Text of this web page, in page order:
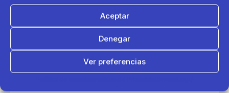
Aceptar
Denegar
Ver preferencias
Decathlon conecta con más de 200 deportistas en sus